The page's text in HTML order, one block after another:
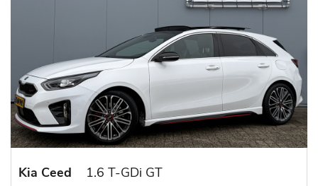
Kia Ceed
1.6 T-GDi GT